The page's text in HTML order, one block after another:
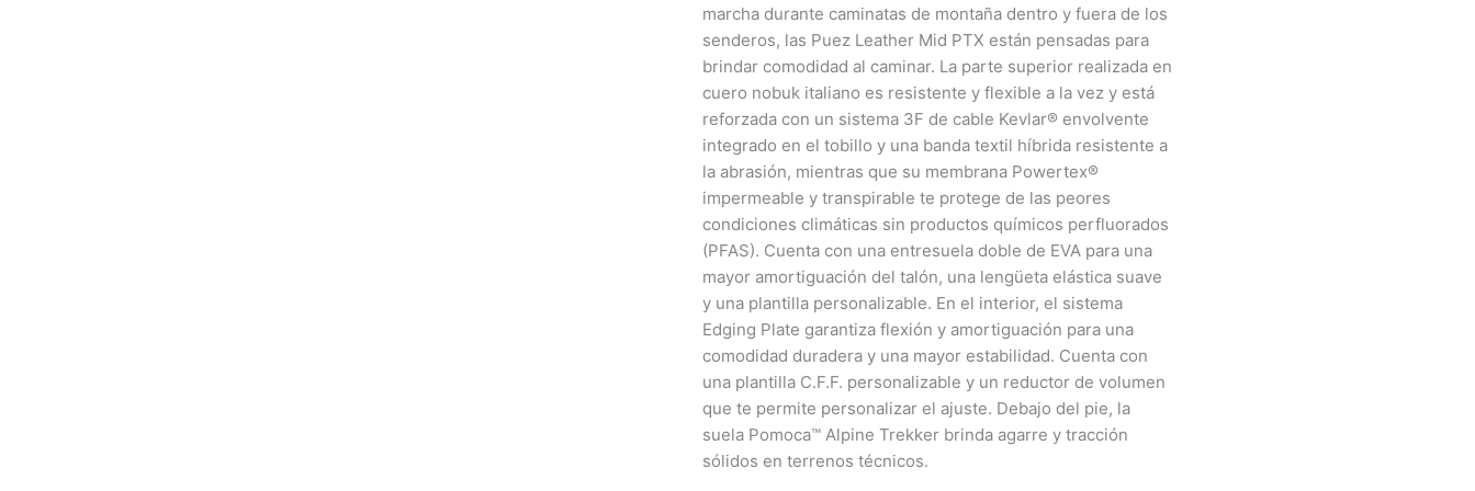
marcha durante caminatas de montaña dentro y fuera de los
senderos, las Puez Leather Mid PTX están pensadas para
brindar comodidad al caminar. La parte superior realizada en
cuero nobuk italiano es resistente y flexible a la vez y está
reforzada con un sistema 3F de cable Kevlar® envolvente
integrado en el tobillo y una banda textil híbrida resistente a
la abrasión, mientras que su membrana Powertex®
impermeable y transpirable te protege de las peores
condiciones climáticas sin productos químicos perfluorados
(PFAS). Cuenta con una entresuela doble de EVA para una
mayor amortiguación del talón, una lengüeta elástica suave
y una plantilla personalizable. En el interior, el sistema
Edging Plate garantiza flexión y amortiguación para una
comodidad duradera y una mayor estabilidad. Cuenta con
una plantilla C.F.F. personalizable y un reductor de volumen
que te permite personalizar el ajuste. Debajo del pie, la
suela Pomoca™ Alpine Trekker brinda agarre y tracción
sólidos en terrenos técnicos.